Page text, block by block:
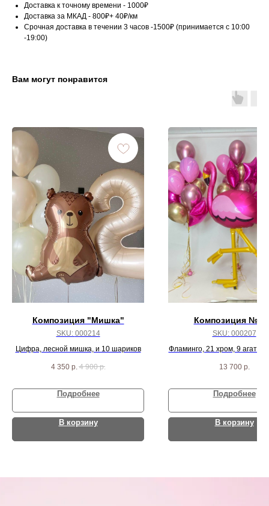
Доставка к точному времени - 1000₽
Доставка за МКАД - 800₽+ 40₽/км
Срочная доставка в течении 3 часов -1500₽ (принимается с 10:00
-19:00)
Вам могут понравится
Композиция "Мишка"
SKU: 000214
Цифра, лесной мишка, и 10 шариков
4 350 р. 4 900 р.
Подробнее
В корзину
Композиция №
SKU: 000207
Фламинго, 21 хром, 9 агат и
13 700 р.
Подробнее
В корзину